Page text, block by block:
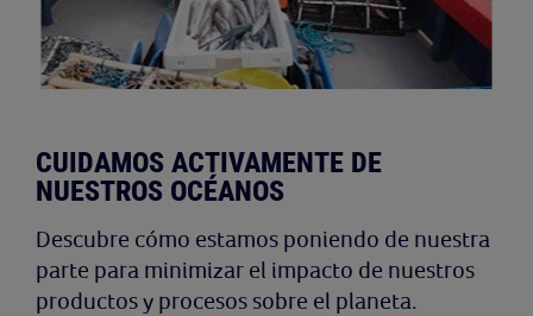
CUIDAMOS ACTIVAMENTE DE
NUESTROS OCÉANOS
Descubre cómo estamos poniendo de nuestra
parte para minimizar el impacto de nuestros
productos y procesos sobre el planeta.